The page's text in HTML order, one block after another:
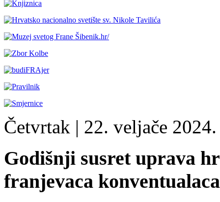
Četvrtak | 22. veljače
Godišnji susret uprava
franjevaca konventualaca